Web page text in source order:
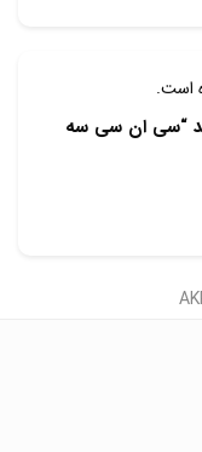
است.
“سی ان سی سه